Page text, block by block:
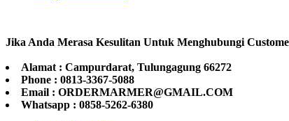
Jika Anda Merasa Kesulitan Untuk Menghubungi
Alamat : Campurdarat, Tulungagung 66272
Phone : 0813-3367-5088
Email : ORDERMARMER@GMAIL.COM
Whatsapp : 0858-5262-6380